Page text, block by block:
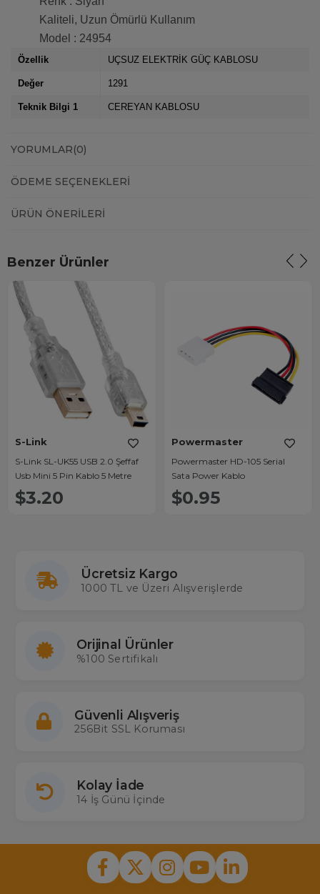
Kaliteli, Uzun Ömürlü Kullanım
Model : 24954
Özellik UÇSUZ ELEKTRİK GÜÇ KABLOSU
Değer 1291
Teknik Bilgi 1 CEREYAN KABLOSU
YORUMLAR(0)
ÖDEME SEÇENEKLERI
ÜRÜN ÖNERILERI
Benzer Ürünler
S-Link
S-Link SL-UK55 USB 2.0 Şeffaf
Usb Mini 5 Pin Kablo 5 Metre
$3.20
Powermaster
Powermaster HD-105 Serial
Sata Power Kablo
$0.95
Ücretsiz Kargo
1000 TL ve Üzeri Alışverişlerde
Orijinal Ürünler
%100 Sertifikalı
Güvenli Alışveriş
256Bit SSL Koruması
Kolay İade
14 İş Günü İçinde